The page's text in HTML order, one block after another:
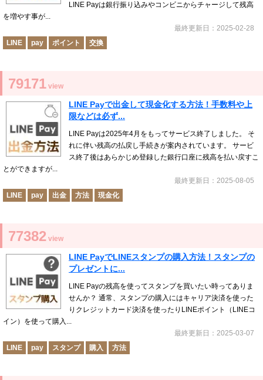
LINE Payは銀行振り込みやコンビニからチャージして残高
を増やす事が...
最終更新日：2025-02-28
LINE
pay ポイント 交換
79171 view
LINE Payで出金して現金化する方法！手数料や上
限などは必ず...
LINE Payは2025年4月をもってサービス終了しました。 そ
れに伴い残高の払戻し手続きが案内されています。 サービ
ス終了後はあらかじめ登録した銀行口座に残高を払い戻すこ
とができますが...
最終更新日：2025-08-05
LINE
pay 出金 方法 現金化
77382 view
LINE PayでLINEスタンプの購入方法！スタンプの
プレゼントに...
LINE Payの残高を使ってスタンプを買いたい時ってありま
せんか？ 通常、スタンプの購入にはキャリア決済を使った
りクレジットカード決済を使ったりLINEポイント（LINEコ
イン）を使って購入...
最終更新日：2025-03-07
LINE
pay スタンプ 購入 方法